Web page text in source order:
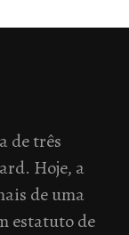
de três
Hoje, a
de uma
estatuto de